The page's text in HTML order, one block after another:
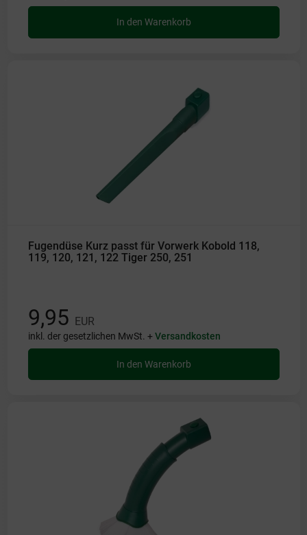
In den Warenkorb
Fugendüse Kurz passt für Vorwerk Kobold 118,
119, 120, 121, 122 Tiger 250, 251
9,95 EUR
inkl. der gesetzlichen MwSt. +Versandkosten
In den Warenkorb